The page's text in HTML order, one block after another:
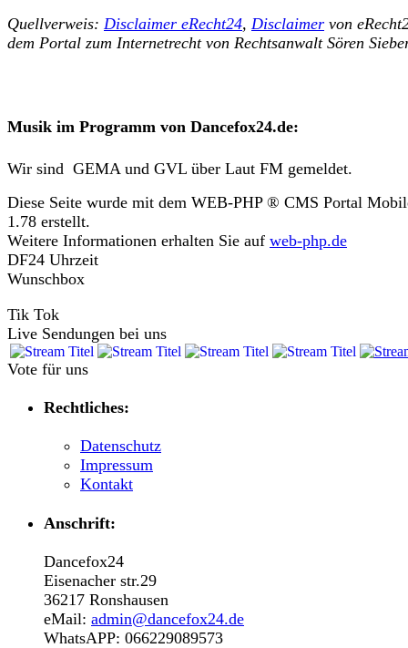
Quellverweis: Disclaimer eRecht24, Disclaimer von
dem Portal zum Internetrecht von Rechtsanwalt Sören
Musik im Programm von Dancefox24.de:
Wir sind GEMA und GVL über Laut FM gemeldet.
Diese Seite wurde mit dem WEB-PHP ® CMS Portal
1.78 erstellt.
Weitere Informationen erhalten Sie auf web-php.de
DF24 Uhrzeit
Wunschbox
Tik Tok
Live Sendungen bei uns
Vote für uns
Rechtliches:
Datenschutz
Impressum
Kontakt
Anschrift:
Dancefox24
Eisenacher str.29
36217 Ronshausen
eMail: admin@dancefox24.de
WhatsAPP: 066229089573